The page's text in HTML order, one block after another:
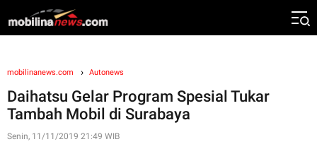
mobilinanews.com Autonews
Daihatsu Gelar Program Spesial Tukar
Tambah Mobil di Surabaya
Senin, 11/11/2019 21:49 WIB